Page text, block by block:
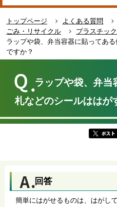
す
トップページ よくある質問
ごみ・リサイクル
プラスチッ
ラップや袋、弁当容器に貼ってあ
ですか？
ら
ラップや袋、弁当
札などのシールははが
回答
簡単にはがせるものは、はがし